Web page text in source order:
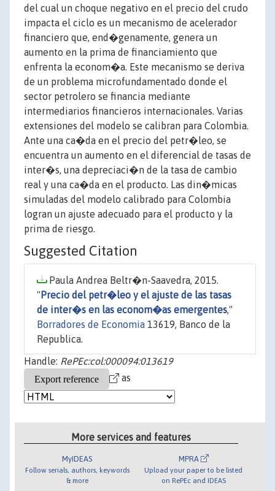
del cual un choque negativo en el precio del crudo
impacta el ciclo es un mecanismo de acelerador
financiero que, end�genamente, genera un
aumento en la prima de financiamiento que
enfrenta la econom�a. Este mecanismo se deriva
de un problema microfundamentado donde el
sector petrolero se financia mediante
intermediarios financieros internacionales. Varias
extensiones del modelo se calibran para Colombia.
Ante una ca�da en el precio del petr�leo, se
encuentra un aumento en el diferencial de tasas de
inter�s, una depreciaci�n de la tasa de cambio
real y una ca�da en el producto. Las din�micas
simuladas del modelo calibrado para Colombia
logran un ajuste adecuado para el producto y la
prima de riesgo.
Suggested Citation
Paula Andrea Beltr�n-Saavedra, 2015.
" Precio del petr�leo y el ajuste de las tasas
de inter�s en las econom�as emergentes,"
Borradores de Economia 13619, Banco de la
Republica.
Handle: RePEc:col:000094:013619
as
More services and features
MyIDEAS
Follow serials, authors, keywords
& more
MPRA
Upload your paper to be listed
on RePEc and IDEAS